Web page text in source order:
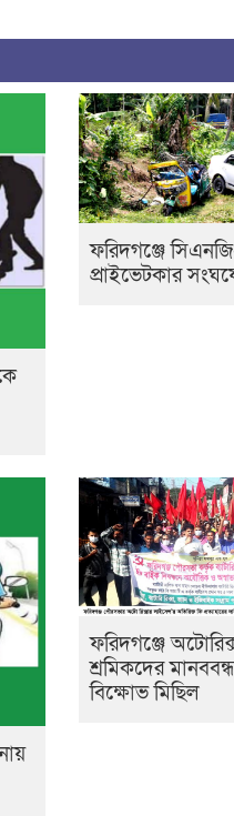
ফরিদগঞ্জে
প্রাইভেটকার
ফরিদগঞ্জে
শ্রমিকদের
বিক্ষোভ মিছিল